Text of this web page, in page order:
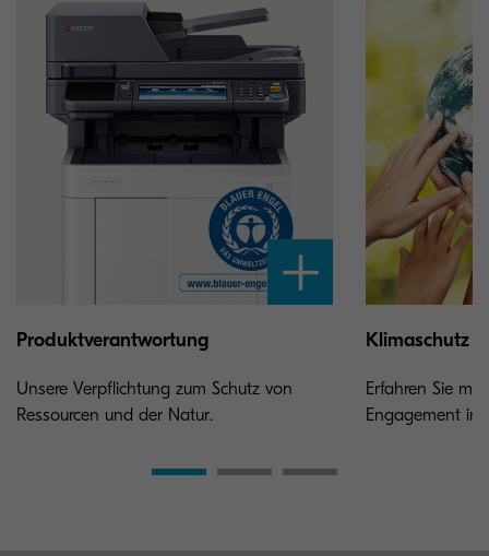
Produktverantwortung
Unsere Verpflichtung zum Schutz von
Ressourcen und der Natur.
Klimaschutz
Erfahren Sie
Engagement im